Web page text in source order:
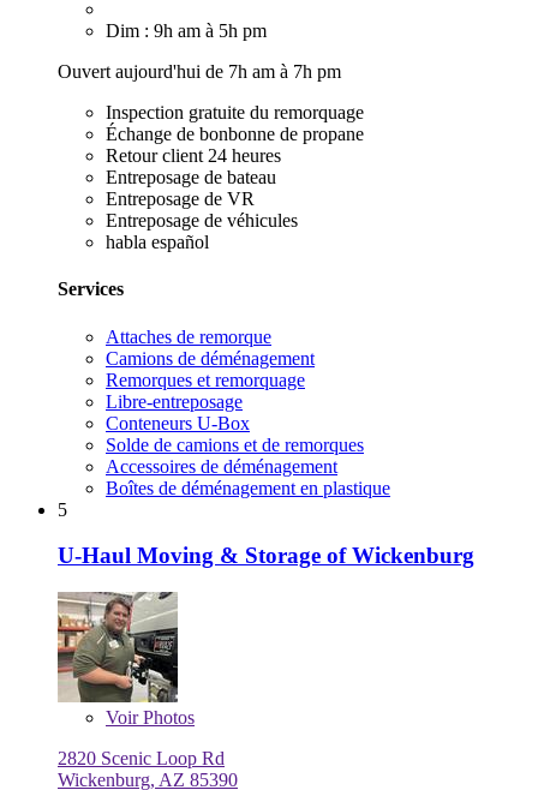
Dim : 9h am à 5h pm
Ouvert aujourd'hui de 7h am à 7h pm
Inspection gratuite du remorquage
Échange de bonbonne de propane
Retour client 24 heures
Entreposage de bateau
Entreposage de VR
Entreposage de véhicules
habla español
Services
Attaches de remorque
Camions de déménagement
Remorques et remorquage
Libre-entreposage
Conteneurs U-Box
Solde de camions et de remorques
Accessoires de déménagement
Boîtes de déménagement en plastique
5
U-Haul Moving & Storage of Wickenburg
VoirPhotos
2820 Scenic Loop Rd
Wickenburg, AZ 85390